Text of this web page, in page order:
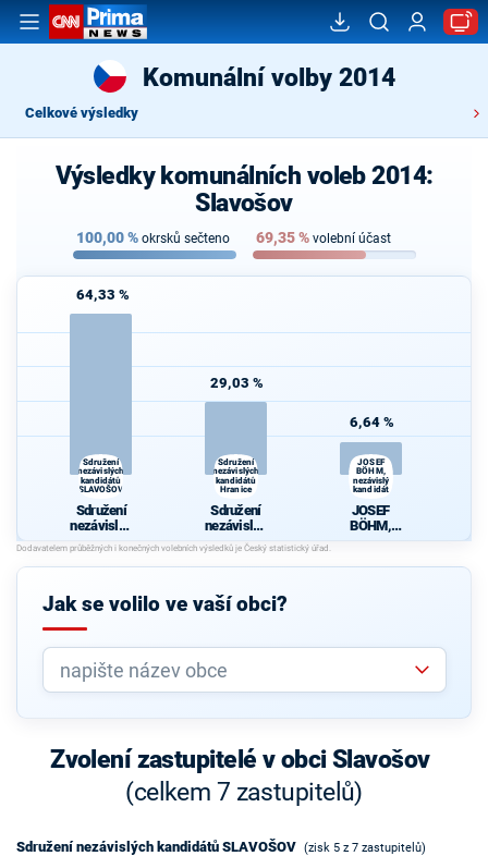
Komunální volby 2014
Celkové výsledky
Výsledky komunálních voleb 2014:
Slavošov
100,00% okrsků sečteno 69,35% volební účast
64,33 %
Sdružení
nezávislých
kandidátů
SLAVOŠOV
Sdružení
nezávislýc
h
kandidátů
SLAVOŠO
29,03 %
Sdružení
nezávislých
kandidátů
Hranice
Sdružení
nezávislýc
h
kandidátů
Hranice
6,64 %
JOSEF
BÖHM,
nezávislý
kandidát
JOSEF
BÖHM,
nezávislý
Jak se volilo ve vaší obci?
Zvolení zastupitelé v obci Slavošov
(celkem 7 zastupitelů)
Sdružení nezávislých kandidátů SLAVOŠOV (zisk 5 z 7 zastupitelů)